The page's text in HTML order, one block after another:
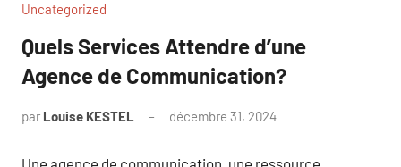
Uncategorized
Quels Services Attendre d’une
Agence de Communication?
par Louise KESTEL décembre 31, 2024
Une agence de communication, une ressource